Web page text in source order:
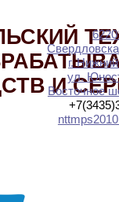
И
г.
ул.
Восточное